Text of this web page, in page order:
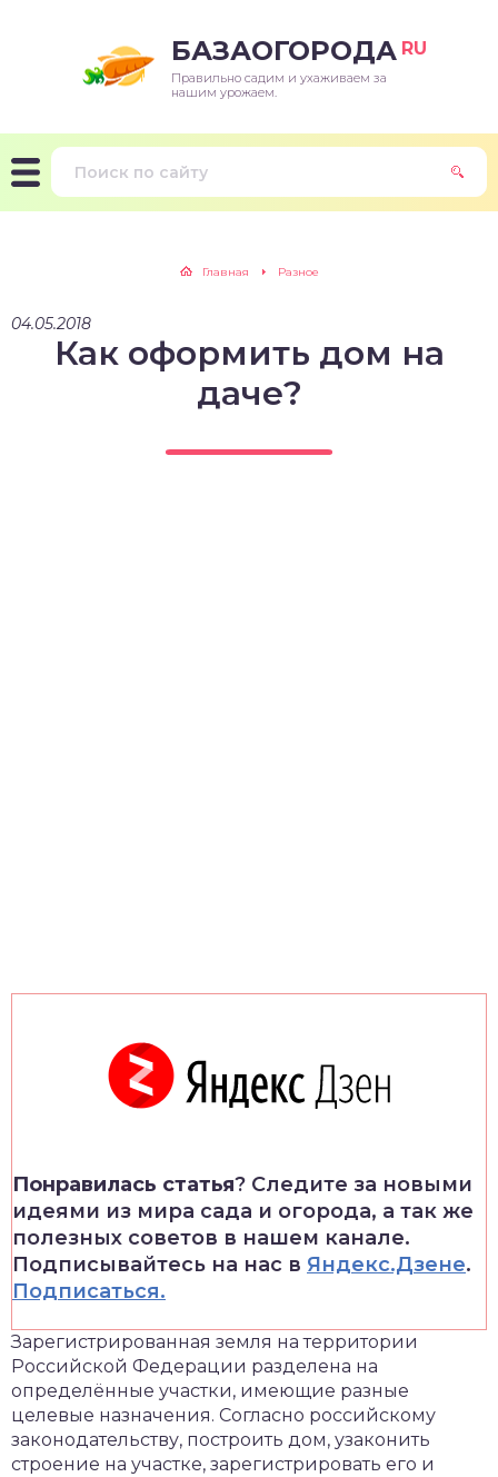
БАЗАОГОРОДА RU
Правильно садим и ухаживаем за
нашим урожаем.
Главная Разное
04.05.2018
Как оформить дом на
даче?
Понравилась статья? Следите за новыми
идеями из мира сада и огорода, а так же
полезных советов в нашем канале.
Подписывайтесь на нас в Яндекс.Дзене.
Подписаться.
Зарегистрированная земля на территории
Российской Федерации разделена на
определённые участки, имеющие разные
целевые назначения. Согласно российскому
законодательству, построить дом, узаконить
строение на участке, зарегистрировать его и